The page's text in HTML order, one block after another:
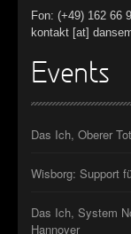
Fon: (+49) 162 66
kontakt [at]
Events
Das Ich, Oberer
Wisborg: Support
Das Ich, System
Hannover